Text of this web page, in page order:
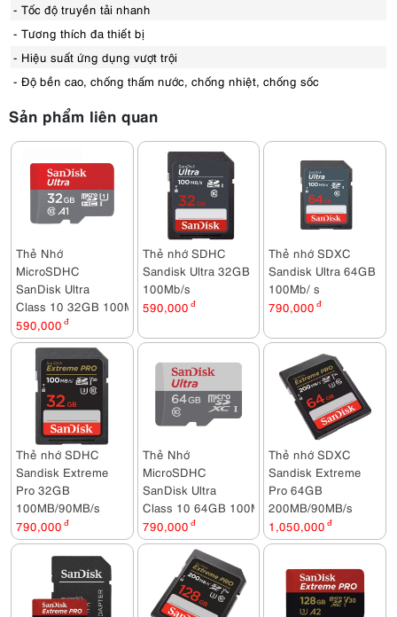
- Tốc độ truyền tải nhanh
- Tương thích đa thiết bị
- Hiệu suất ứng dụng vượt trội
- Độ bền cao, chống thấm nước, chống nhiệt, chống sốc
Sản phẩm liên quan
Thẻ Nhớ
MicroSDHC
SanDisk Ultra
Class 10 32GB 100MB/s
590,000 đ
Thẻ nhớ SDHC
Sandisk Ultra 32GB
100Mb/s
590,000 đ
Thẻ nhớ SDXC
Sandisk Ultra 64GB
100Mb/ s
790,000 đ
Thẻ nhớ SDHC
Sandisk Extreme
Pro 32GB
100MB/90MB/s
790,000 đ
Thẻ Nhớ
MicroSDHC
SanDisk Ultra
Class 10 64GB 100MB/s
790,000 đ
Thẻ nhớ SDXC
Sandisk Extreme
Pro 64GB
200MB/90MB/s
1,050,000 đ